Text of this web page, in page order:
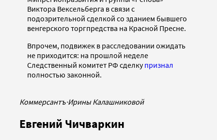
Виктора Вексельберга в связи с
подозрительной сделкой со зданием бывшего
венгерского торгпредства на Красной Пресне.
Впрочем, подвижек в расследовании ожидать
не приходится: на прошлой неделе
Следственный комитет РФ сделкупризнал
полностью законной.
Коммерсантъ·Ирины Калашниковой
Евгений Чичваркин